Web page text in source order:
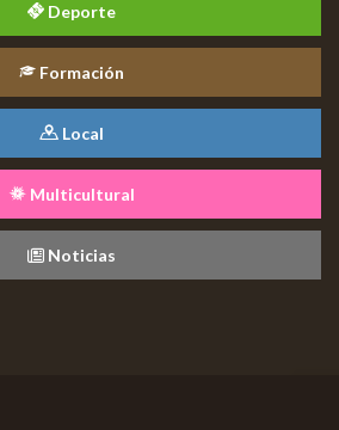
Deporte
Formación
Local
Multicultural
Noticias